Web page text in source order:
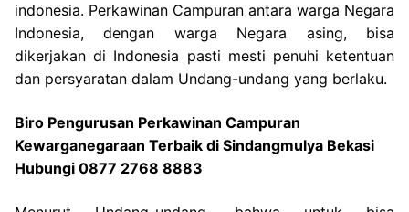
indonesia. Perkawinan Campuran antara warga Negara
Indonesia, dengan warga Negara asing, bisa
dikerjakan di Indonesia pasti mesti penuhi ketentuan
dan persyaratan dalam Undang-undang yang berlaku.
Biro Pengurusan Perkawinan Campuran
Kewarganegaraan Terbaik di Sindangmulya Bekasi
Hubungi 0877 2768 8883